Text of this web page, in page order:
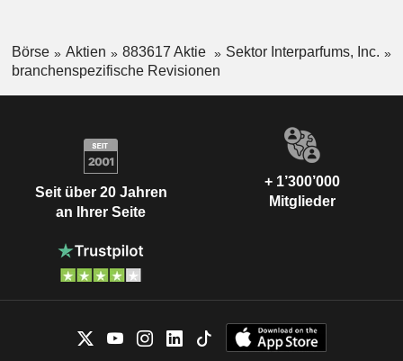
Börse Aktien 883617 Aktie
Sektor Interparfums, Inc.
branchenspezifische Revisionen
Seit über 20 Jahren
an Ihrer Seite
+ 1’300’000
Mitglieder